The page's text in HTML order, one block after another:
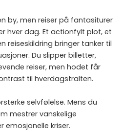
by, men reiser på fantasiturer
hver dag. Et actionfylt plot, et
reiseskildring bringer tanker til
Du slipper billetter,
reiser, men hodet får
til hverdagstralten.
selvfølelse. Mens du
mestrer vanskelige
emosjonelle kriser.